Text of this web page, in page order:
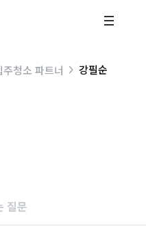
청소 파트너 강필순
질문